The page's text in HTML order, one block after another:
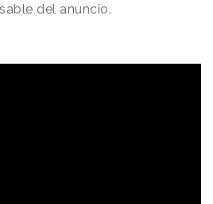
del anuncio.